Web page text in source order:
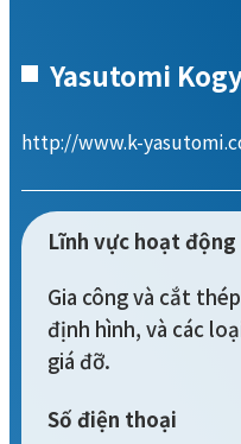
Yasutomi
http://www.k-
Lĩnh vực hoạt động
Gia công và cắt thép
định hình, và các
giá đỡ.
Số điện thoại